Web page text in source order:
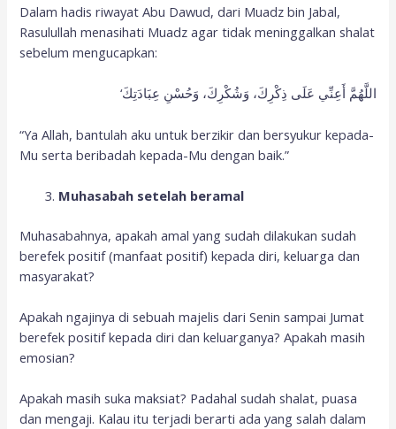
Dalam hadis riwayat Abu Dawud, dari Muadz bin Jabal,
Rasulullah menasihati Muadz agar tidak meninggalkan shalat
sebelum mengucapkan:
‘اللَّهُمَّ أَعِنِّي عَلَى ذِكْرِكَ، وَشُكْرِكَ، وَحُسْنِ عِبَادَتِكَ
“Ya Allah, bantulah aku untuk berzikir dan bersyukur kepada-
Mu serta beribadah kepada-Mu dengan baik.”
Muhasabah setelah beramal
Muhasabahnya, apakah amal yang sudah dilakukan sudah
berefek positif (manfaat positif) kepada diri, keluarga dan
masyarakat?
Apakah ngajinya di sebuah majelis dari Senin sampai Jumat
berefek positif kepada diri dan keluarganya? Apakah masih
emosian?
Apakah masih suka maksiat? Padahal sudah shalat, puasa
dan mengaji. Kalau itu terjadi berarti ada yang salah dalam